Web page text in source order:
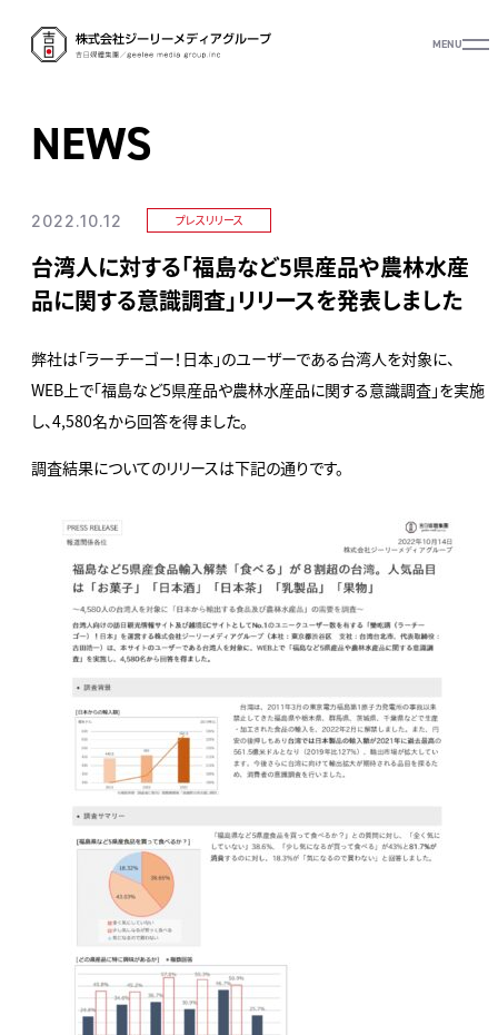
MENU
NEWS
2022.10.12 プレスリリース
台湾人に対する「福島など5県産品や農林水産
品に関する意識調査」リリースを発表しました
弊社は「ラーチーゴー！日本」のユーザーである台湾人を対象に、
WEB上で「福島など5県産品や農林水産品に関する意識調査」を実施
し、4,580名から回答を得ました。
調査結果についてのリリースは下記の通りです。